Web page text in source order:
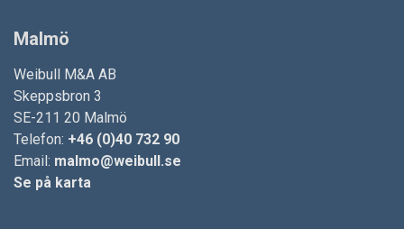
Malmö
Weibull M&A AB
Skeppsbron 3
SE-211 20 Malmö
Telefon: +46 (0)40 732 90
Email: malmo@weibull.se
Se på karta